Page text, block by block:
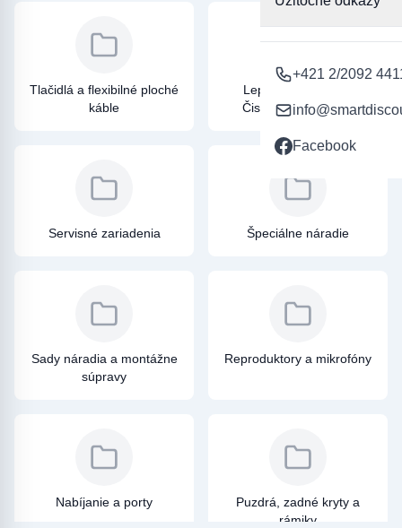
+421 2/2092
Facebook
Tlačidlá a flexibilné ploché
káble
Lepidlá, Tesnenia a
Čistiace prostriedky
Servisné zariadenia Špeciálne náradie
Sady náradia a montážne
súpravy
Reproduktory a mikrofóny
Nabíjanie a porty
Puzdrá, zadné kryty a
rámiky